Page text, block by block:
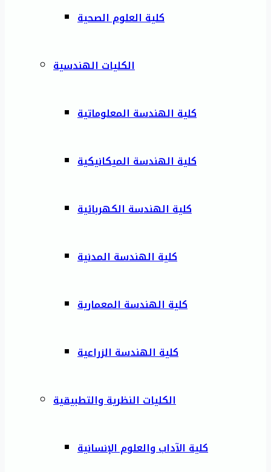
كلية العلوم الصحية
الكليات الهندسية
كلية الهندسة المعلوماتية
كلية الهندسة الميكانيكية
كلية الهندسة الكهربائية
كلية الهندسة المدنية
كلية الهندسة المعمارية
كلية الهندسة الزراعية
الكليات النظرية والتطبيقية
كلية الآداب والعلوم الإنسانية